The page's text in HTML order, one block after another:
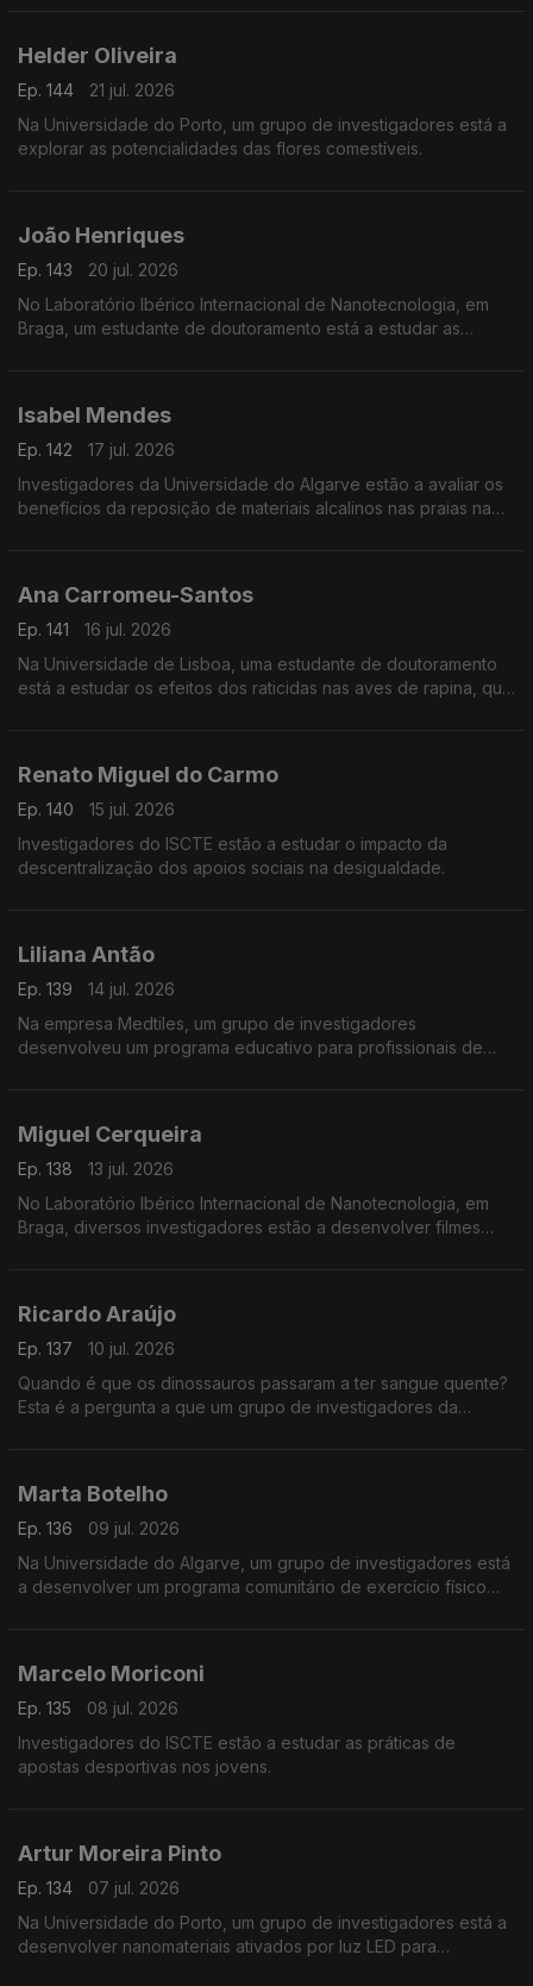
Helder Oliveira
Ep. 144
21 jul. 2026
Na Universidade do Porto, um grupo de investigadores está a
explorar as potencialidades das flores comestíveis.
João Henriques
Ep. 143
20 jul. 2026
No Laboratório Ibérico Internacional de Nanotecnologia, em
Braga, um estudante de doutoramento está a estudar as
Isabel Mendes
Ep. 142
17 jul. 2026
Investigadores da Universidade do Algarve estão a avaliar os
benefícios da reposição de materiais alcalinos nas praias na
Ana Carromeu-Santos
Ep. 141
16 jul. 2026
Na Universidade de Lisboa, uma estudante de doutoramento
está a estudar os efeitos dos raticidas nas aves de rapina, que
Renato Miguel do Carmo
Ep. 140
15 jul. 2026
Investigadores do ISCTE estão a estudar o impacto da
descentralização dos apoios sociais na desigualdade.
Liliana Antão
Ep. 139
14 jul. 2026
Na empresa Medtiles, um grupo de investigadores
desenvolveu um programa educativo para profissionais de
Miguel Cerqueira
Ep. 138
13 jul. 2026
No Laboratório Ibérico Internacional de Nanotecnologia, em
Braga, diversos investigadores estão a desenvolver filmes
Ricardo Araújo
Ep. 137
10 jul. 2026
Quando é que os dinossauros passaram a ter sangue quente?
Esta é a pergunta a que um grupo de investigadores da
Marta Botelho
Ep. 136
09 jul. 2026
Na Universidade do Algarve, um grupo de investigadores está
a desenvolver um programa comunitário de exercício físico
Marcelo Moriconi
Ep. 135
08 jul. 2026
Investigadores do ISCTE estão a estudar as práticas de
apostas desportivas nos jovens.
Artur Moreira Pinto
Ep. 134
07 jul. 2026
Na Universidade do Porto, um grupo de investigadores está a
desenvolver nanomateriais ativados por luz LED para